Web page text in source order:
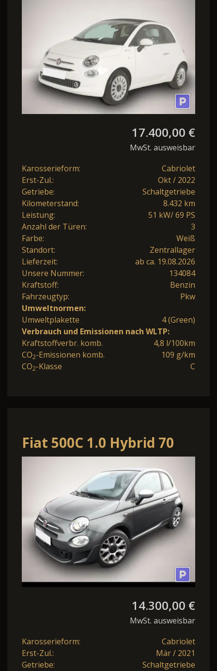
17.400,00 €
MwSt. ausweisbar
Karosserieform:
Cabriolet
Erst-Zul.:
Okt / 2022
Getriebe:
Schaltgetriebe
Kilometerstand:
8.432 km
Leistung:
51 kW/ 69 PS
Anzahl der Türen:
3
Farbe:
Weiß
Standort:
Zentrallager
Lieferzeit:
ab ca. 19.08.2026
Unsere Nummer:
134084
Kraftstoff:
Benzin
Fahrzeugtyp:
Pkw
Umweltnormen:
Umweltplakette
4 (Green)
Verbrauch und Emissionen nach WLTP:
Kraftstoffverbr. komb.
4,8 l/100km
CO2-Emissionen komb.
109 g/km
CO2-Klasse C
Fiat 500C 1.0 Hybrid 70
Rockstar Nav 7TFT PDC
16Z NSW
14.300,00 €
MwSt. ausweisbar
Karosserieform:
Cabriolet
Erst-Zul.:
Mär / 2021
Getriebe:
Schaltgetriebe